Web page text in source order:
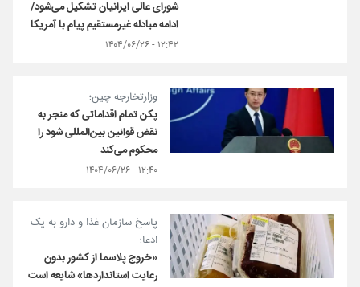
شورای عالی ایرانیان تشکیل می‌شود/
ادامه مبادله غیرمستقیم پیام با آمریکا
۱۲:۴۲ - ۱۴۰۴/۰۶/۲۶
وزارتخارجه چین؛
پکن تمام اقداماتی که منجر به
نقض قوانین بین‌المللی شود را
محکوم می‌کند
۱۲:۴۰ - ۱۴۰۴/۰۶/۲۶
پاسخ سازمان غذا و دارو به یک
ادعا؛
«خروج پلاسما از کشور بدون
رعایت استانداردها» شایعه است